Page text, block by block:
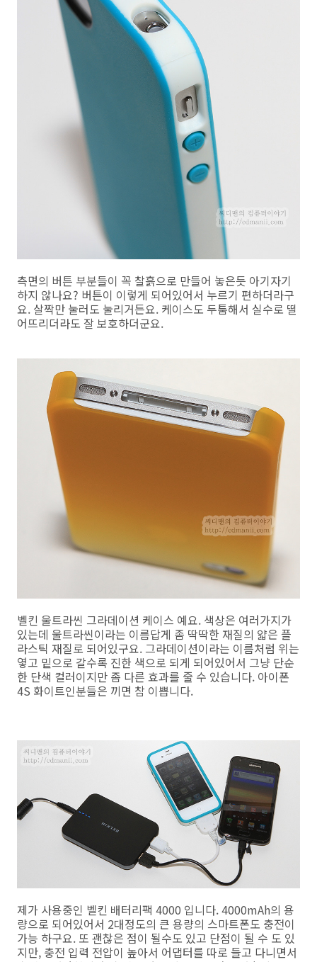
측면의 버튼 부분들이 꼭 찰흙으로 만들어 놓은듯 아기자기
하지 않나요? 버튼이 이렇게 되어있어서 누르기 편하더라구
요. 살짝만 눌러도 눌리거든요. 케이스도 두툼해서 실수로 떨
어뜨리더라도 잘 보호하더군요.
벨킨 울트라씬 그라데이션 케이스 예요. 색상은 여러가지가
있는데 울트라씬이라는 이름답게 좀 딱딱한 재질의 얇은 플
라스틱 재질로 되어있구요. 그라데이션이라는 이름처럼 위는
옇고 밑으로 갈수록 진한 색으로 되게 되어있어서 그냥 단순
한 단색 컬러이지만 좀 다른 효과를 줄 수 있습니다. 아이폰
4S 화이트인분들은 끼면 참 이쁩니다.
제가 사용중인 벨킨 배터리팩 4000 입니다. 4000mAh의 용
량으로 되어있어서 2대정도의 큰 용량의 스마트폰도 충전이
가능 하구요. 또 괜찮은 점이 될수도 있고 단점이 될 수 도 있
지만, 충전 입력 전압이 높아서 어댑터를 따로 들고 다니면서